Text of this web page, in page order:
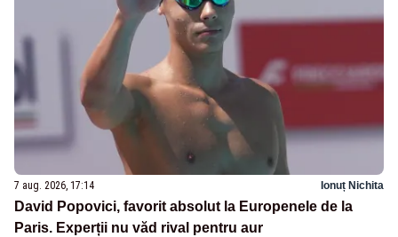
7 aug. 2026, 17:14 Ionuț Nichita
David Popovici, favorit absolut la Europenele de la
Paris. Experții nu văd rival pentru aur